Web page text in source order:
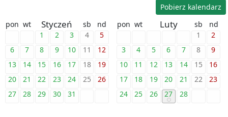
Pobierz kalendarz
pon wt Styczeń sb
nd
1
2 3 4
5
6
7 8 9 10 11
12
13
14 15 16 17 18
19
20
21 22 23 24 25
26
27
28 29 30 31
pon wt Luty sb
nd
1
2
3
4 5 6 7 8
9
10
11 12 13 14 15
16
17
18 19 20 21 22
23
24
25 26 27 28